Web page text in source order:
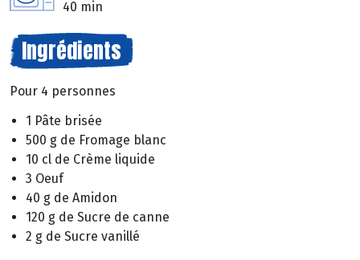
40 min
Ingrédients
Pour 4 personnes
1 Pâte brisée
500 g de Fromage blanc
10 cl de Crème liquide
3 Oeuf
40 g de Amidon
120 g de Sucre de canne
2 g de Sucre vanillé